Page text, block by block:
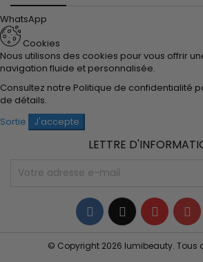
WhatsApp
Cookies
Nous utilisons des cookies pour vous offrir
navigation fluide et personnalisée.
Consultez notre Politique de confidentialité
de détails.
Sortie
J'accepte
LETTRE
Facebook
Twitter
© Copyright 2026 lumibeauty. Tous